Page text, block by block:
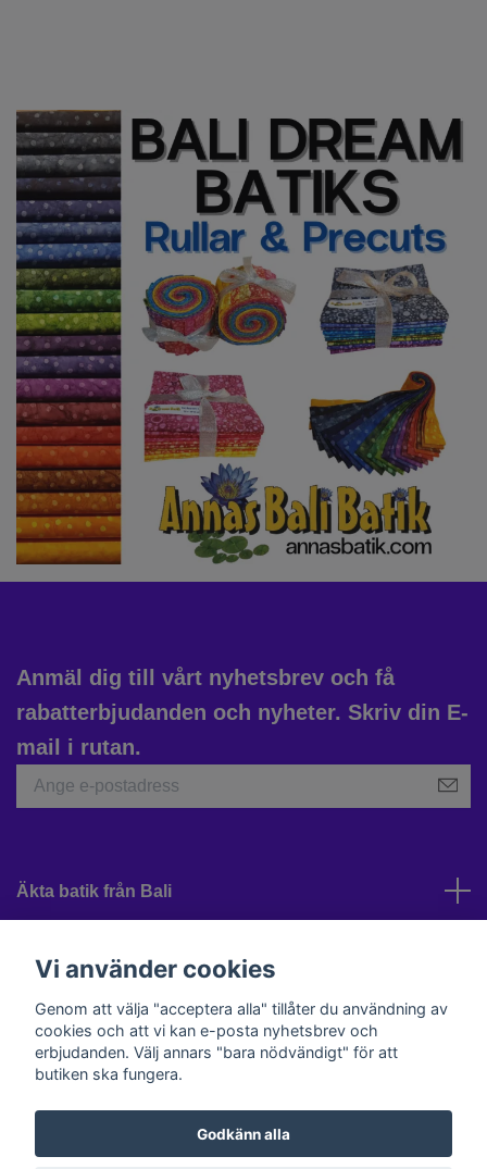
Anmäl dig till vårt nyhetsbrev och få
rabatterbjudanden och nyheter. Skriv din E-
mail i rutan.
Äkta batik från Bali
Sociala medier
Vi använder cookies
Genom att välja "acceptera alla" tillåter du användning av
cookies och att vi kan e-posta nyhetsbrev och
erbjudanden. Välj annars "bara nödvändigt" för att
butiken ska fungera.
Godkänn alla